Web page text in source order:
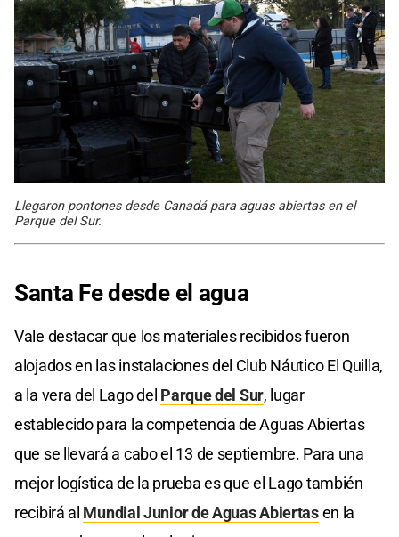
Llegaron pontones desde Canadá para aguas abiertas en el
Parque del Sur.
Santa Fedesde el agua
Vale destacar que los materiales recibidos fueron
alojados en las instalaciones del Club Náutico El Quilla,
a la vera del Lago del Parque del Sur, lugar
establecido para la competencia de Aguas Abiertas
que se llevará a cabo el 13 de septiembre. Para una
mejor logística de la prueba es que el Lago también
recibirá al Mundial Junior de Aguas Abiertasen la